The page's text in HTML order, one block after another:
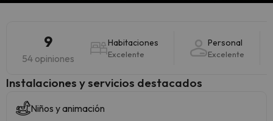
9
54 opiniones
Habitaciones
Excelente
Personal
Excelente
Instalaciones y servicios destacados
Niños y animación